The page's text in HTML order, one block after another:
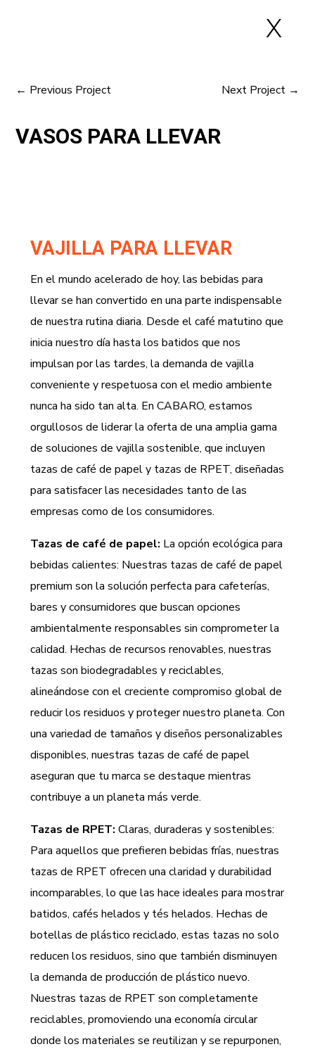
X
← Previous Project Next Project→
VASOS PARA LLEVAR
VAJILLA PARA LLEVAR
En el mundo acelerado de hoy, las bebidas para
llevar se han convertido en una parte indispensable
de nuestra rutina diaria. Desde el café matutino que
inicia nuestro día hasta los batidos que nos
impulsan por las tardes, la demanda de vajilla
conveniente y respetuosa con el medio ambiente
nunca ha sido tan alta. En CABARO, estamos
orgullosos de liderar la oferta de una amplia gama
de soluciones de vajilla sostenible, que incluyen
tazas de café de papel y tazas de RPET, diseñadas
para satisfacer las necesidades tanto de las
empresas como de los consumidores.
Tazas de café de papel: La opción ecológica para
bebidas calientes: Nuestras tazas de café de papel
premium son la solución perfecta para cafeterías,
bares y consumidores que buscan opciones
ambientalmente responsables sin comprometer la
calidad. Hechas de recursos renovables, nuestras
tazas son biodegradables y reciclables,
alineándose con el creciente compromiso global de
reducir los residuos y proteger nuestro planeta. Con
una variedad de tamaños y diseños personalizables
disponibles, nuestras tazas de café de papel
aseguran que tu marca se destaque mientras
contribuye a un planeta más verde.
Tazas de RPET: Claras, duraderas y sostenibles:
Para aquellos que prefieren bebidas frías, nuestras
tazas de RPET ofrecen una claridad y durabilidad
incomparables, lo que las hace ideales para mostrar
batidos, cafés helados y tés helados. Hechas de
botellas de plástico reciclado, estas tazas no solo
reducen los residuos, sino que también disminuyen
la demanda de producción de plástico nuevo.
Nuestras tazas de RPET son completamente
reciclables, promoviendo una economía circular
donde los materiales se reutilizan y se repurponen,